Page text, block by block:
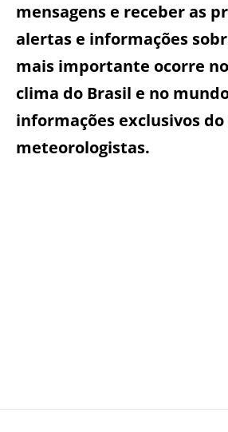
mensagens e receber as
alertas e informações
mais importante ocorre
clima do Brasil e no
informações exclusivos
meteorologistas.